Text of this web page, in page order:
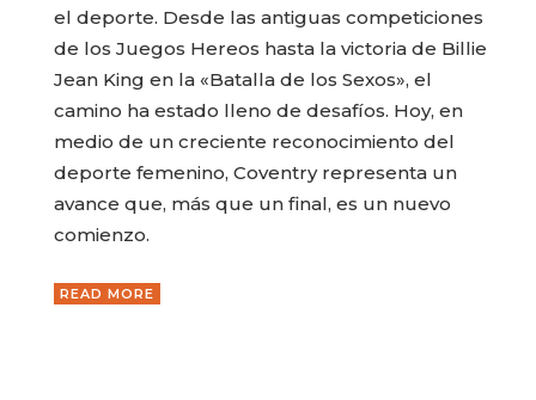
el deporte. Desde las antiguas competiciones
de los Juegos Hereos hasta la victoria de Billie
Jean King en la «Batalla de los Sexos», el
camino ha estado lleno de desafíos. Hoy, en
medio de un creciente reconocimiento del
deporte femenino, Coventry representa un
avance que, más que un final, es un nuevo
comienzo.
READ MORE